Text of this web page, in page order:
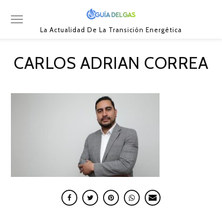
La Actualidad De La Transición Energética
CARLOS ADRIAN CORREA